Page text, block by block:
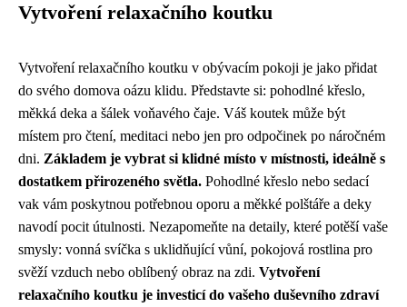
Vytvoření relaxačního koutku
Vytvoření relaxačního koutku v obývacím pokoji je jako přidat
do svého domova oázu klidu. Představte si: pohodlné křeslo,
měkká deka a šálek voňavého čaje. Váš koutek může být
místem pro čtení, meditaci nebo jen pro odpočinek po náročném
dni. Základem je vybrat si klidné místo v místnosti, ideálně s
dostatkem přirozeného světla. Pohodlné křeslo nebo sedací
vak vám poskytnou potřebnou oporu a měkké polštáře a deky
navodí pocit útulnosti. Nezapomeňte na detaily, které potěší vaše
smysly: vonná svíčka s uklidňující vůní, pokojová rostlina pro
svěží vzduch nebo oblíbený obraz na zdi. Vytvoření
relaxačního koutku je investicí do vašeho duševního zdraví